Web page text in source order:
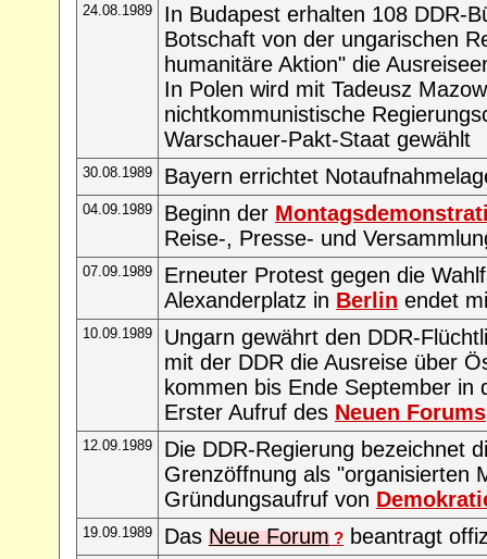
24.08.1989
In Budapest erhalten 108 DDR-
Botschaft von der ungarischen
humanitäre Aktion" die
In Polen wird mit Tadeusz
nichtkommunistische
Warschauer-Pakt-Staat gewählt
30.08.1989 Bayern errichtet
04.09.1989 Beginn der
Reise-, Presse- und
07.09.1989
Erneuter Protest gegen die
Alexanderplatz in Berlin endet
10.09.1989
Ungarn gewährt den DDR-
mit der DDR die Ausreise über
kommen bis Ende September in
Erster Aufruf des Neuen Forums
12.09.1989
Die DDR-Regierung bezeichnet
Grenzöffnung als "organisierten
Gründungsaufruf von
19.09.1989 Das Neue Forum ? beantragt